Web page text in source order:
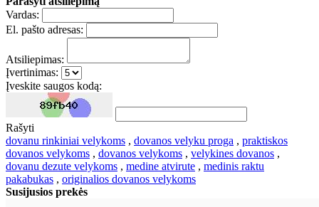
Vardas:
El. pašto adresas:
Atsiliepimas:
Įvertinimas:
Įveskite saugos kodą:
Rašyti
dovanu rinkiniai velykoms , dovanos velyku proga , praktiskos
dovanos velykoms , dovanos velykoms , velykines dovanos ,
dovanu dezute velykoms , medine atvirute , medinis raktu
pakabukas , originalios dovanos velykoms
Susijusios prekės